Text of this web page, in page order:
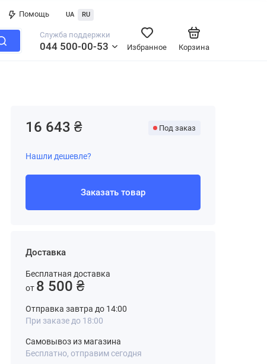
Помощь UA RU
Служба поддержки
044 500-00-53 Корзина
Избранное
16 643 ₴ Под заказ
Нашли дешевле?
Заказать товар
Доставка
Бесплатная доставка
от 8 500 ₴
Отправка завтра до 14:00
При заказе до 18:00
Самовывоз из магазина
Бесплатно, отправим сегодня